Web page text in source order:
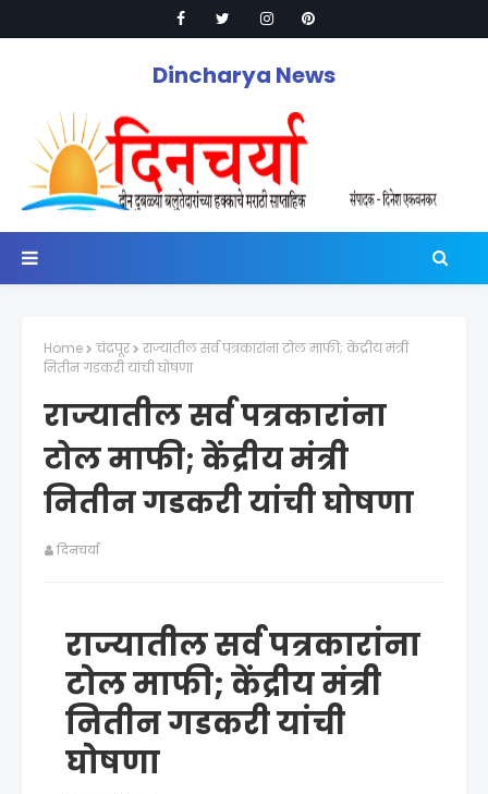
Dincharya News
Home चंद्रपूर
राज्यातील सर्व पत्रकारांना टोल माफी; केंद्रीय मंत्री
नितीन गडकरी यांची घोषणा
राज्यातील सर्व पत्रकारांना
टोल माफी; केंद्रीय मंत्री
नितीन गडकरी यांची घोषणा
दिनचर्या
राज्यातील सर्व पत्रकारांना
टोल माफी; केंद्रीय मंत्री
नितीन गडकरी यांची
घोषणा